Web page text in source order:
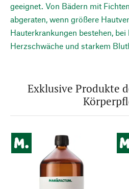
geeignet. Von Bädern mit
abgeraten, wenn größere
Hauterkrankungen bestehen,
Herzschwäche und starkem
Exklusive Produkte